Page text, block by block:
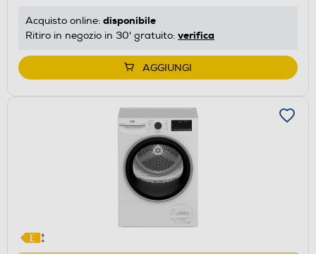
Acquisto online: disponibile
Ritiro in negozio in 30' gratuito: verifica
AGGIUNGI